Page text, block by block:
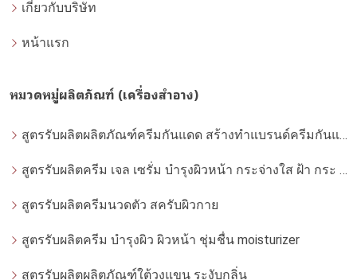
เกี่ยวกับบริษัท
หน้าแรก
หมวดหมู่ผลิตภัณฑ์ (เครื่องสำอาง)
สูตรรับผลิตผลิตภัณฑ์ครีมกันแดด สร้างทำแบรนด์ครีมกันแดด โดยโรงงานผลิตที่ได้มาตรฐาน
สูตรรับผลิตครีม เจล เซรั่ม บำรุงผิวหน้า กระจ่างใส ฝ้า กระ จุดด่างดำ whitening
สูตรรับผลิตครีมนวดตัว สครับผิวกาย
สูตรรับผลิตครีม บำรุงผิว ผิวหน้า ชุ่มชื่น moisturizer
สูตรรับผลิตผลิตภัณฑ์ใต้วงแขน ระงับกลิ่น